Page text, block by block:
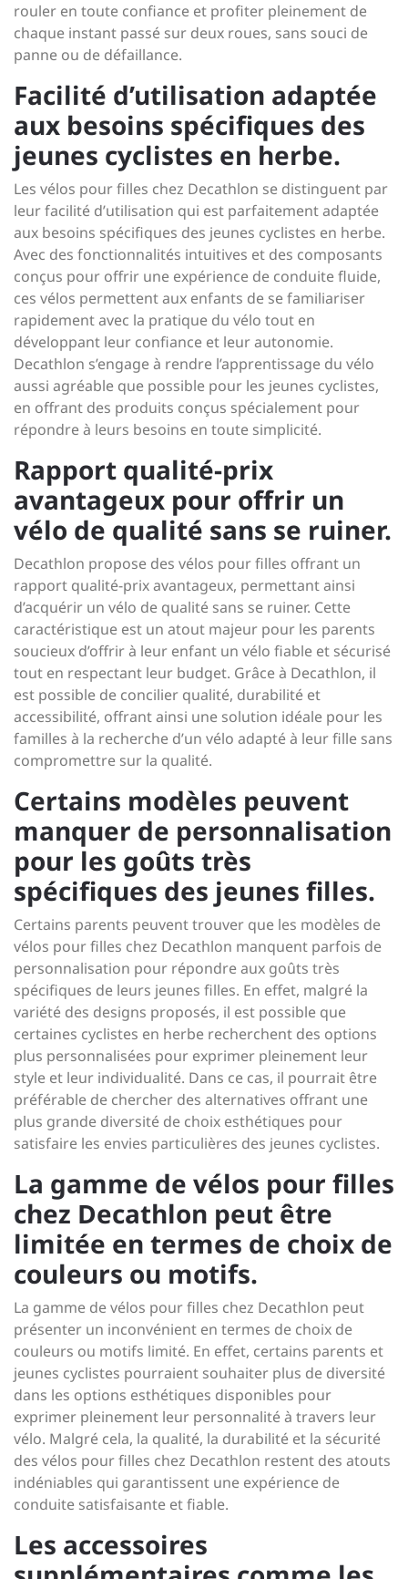
rouler en toute confiance et profiter pleinement de
chaque instant passé sur deux roues, sans souci de
panne ou de défaillance.
Facilité d’utilisation adaptée
aux besoins spécifiques des
jeunes cyclistes en herbe.
Les vélos pour filles chez Decathlon se distinguent par
leur facilité d’utilisation qui est parfaitement adaptée
aux besoins spécifiques des jeunes cyclistes en herbe.
Avec des fonctionnalités intuitives et des composants
conçus pour offrir une expérience de conduite fluide,
ces vélos permettent aux enfants de se familiariser
rapidement avec la pratique du vélo tout en
développant leur confiance et leur autonomie.
Decathlon s’engage à rendre l’apprentissage du vélo
aussi agréable que possible pour les jeunes cyclistes,
en offrant des produits conçus spécialement pour
répondre à leurs besoins en toute simplicité.
Rapport qualité-prix
avantageux pour offrir un
vélo de qualité sans se ruiner.
Decathlon propose des vélos pour filles offrant un
rapport qualité-prix avantageux, permettant ainsi
d’acquérir un vélo de qualité sans se ruiner. Cette
caractéristique est un atout majeur pour les parents
soucieux d’offrir à leur enfant un vélo fiable et sécurisé
tout en respectant leur budget. Grâce à Decathlon, il
est possible de concilier qualité, durabilité et
accessibilité, offrant ainsi une solution idéale pour les
familles à la recherche d’un vélo adapté à leur fille sans
compromettre sur la qualité.
Certains modèles peuvent
manquer de personnalisation
pour les goûts très
spécifiques des jeunes filles.
Certains parents peuvent trouver que les modèles de
vélos pour filles chez Decathlon manquent parfois de
personnalisation pour répondre aux goûts très
spécifiques de leurs jeunes filles. En effet, malgré la
variété des designs proposés, il est possible que
certaines cyclistes en herbe recherchent des options
plus personnalisées pour exprimer pleinement leur
style et leur individualité. Dans ce cas, il pourrait être
préférable de chercher des alternatives offrant une
plus grande diversité de choix esthétiques pour
satisfaire les envies particulières des jeunes cyclistes.
La gamme de vélos pour filles
chez Decathlon peut être
limitée en termes de choix de
couleurs ou motifs.
La gamme de vélos pour filles chez Decathlon peut
présenter un inconvénient en termes de choix de
couleurs ou motifs limité. En effet, certains parents et
jeunes cyclistes pourraient souhaiter plus de diversité
dans les options esthétiques disponibles pour
exprimer pleinement leur personnalité à travers leur
vélo. Malgré cela, la qualité, la durabilité et la sécurité
des vélos pour filles chez Decathlon restent des atouts
indéniables qui garantissent une expérience de
conduite satisfaisante et fiable.
Les accessoires